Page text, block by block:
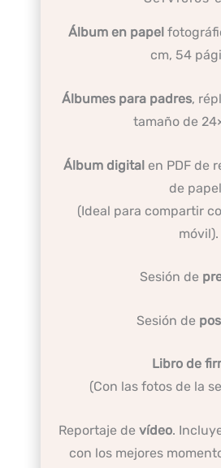
Álbum en papel
cm, 54
Álbumes para padres,
tamaño de
Álbum digitalen PDF de
de
(Ideal para compartir
móvil).
Sesión de
Sesión de
Libro de
(Con las fotos de la
Reportaje de vídeo.
con los mejores